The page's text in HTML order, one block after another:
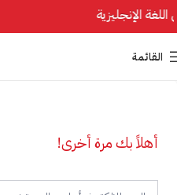
القائمة
أهلاً بك مرة أخرى!